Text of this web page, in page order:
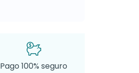
Pago 100% seguro